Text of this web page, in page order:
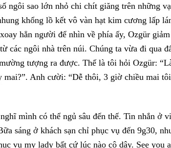
ngôi sao lớn nhỏ chi chít giăng trên những
khổng lồ kết vô vàn hạt kim cương lấp
hẳn người để nhìn về phía ấy, Ozgür
các ngôi nhà trên núi. Chúng ta vừa đi qua
tượng ra được. Thế là tôi hỏi Ozgür:
mai?”. Anh cười: “Dễ thôi, 3 giờ chiều mai
mình có thể ngủ sâu đến thế. Tin nhắn ở
sáng ở khách sạn chỉ phục vụ đến 9g30,
vụ my lady bất cứ lúc nào cô dậy. See you